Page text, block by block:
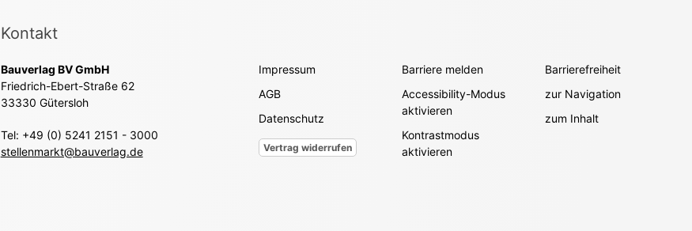
Kontakt
Bauverlag BV GmbH
Friedrich-Ebert-Straße 62
33330 Gütersloh
Tel: +49 (0) 5241 2151 - 3000
stellenmarkt@bauverlag.de
Impressum
AGB
Datenschutz
Vertrag widerrufen
Barriere melden
Accessibility-Modus
aktivieren
Kontrastmodus
aktivieren
Barrierefreiheit
zur Navigation
zum Inhalt